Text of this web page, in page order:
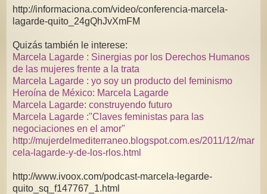
http://informaciona.com/video/conferencia-marcela-
lagarde-quito_24gQhJvXmFM
Quizás también le interese:
Marcela Lagarde : Sinergias por los Derechos Humanos
de las mujeres frente a la trata
Marcela Lagarde : yo soy un producto del feminismo
Heroína de México: Marcela Lagarde
Marcela Lagarde: construyendo futuro
Marcela Lagarde :"Claves feministas para las
negociaciones en el amor"
http://mujerdelmediterraneo.blogspot.com.es/2011/12/mar
cela-lagarde-y-de-los-rlos.html
http://www.ivoox.com/podcast-marcela-legarde-
quito_sq_f147767_1.html